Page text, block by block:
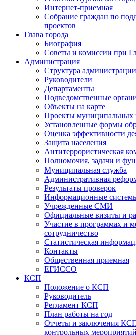
Интернет-приемная
Собрание граждан по
проектов
Глава города
Биография
Советы и комиссии при
Администрация
Структура
Руководители
Департаменты
Подведомственные
Объекты на карте
Проекты муниципальных
Установленные формы
Оценка эффективности
Защита населения
Антитеррористическая
Полномочия, задачи и
Муниципальная служба
Административная
Результаты проверок
Информационные
Учрежденные СМИ
Официальные визиты и
Участие в программах и
сотрудничество
Статистическая
Контакты
Общественная приемная
ЕГИССО
КСП
Положение о КСП
Руководитель
Регламент КСП
План работы на год
Отчеты и заключения
контрольных мероприятий